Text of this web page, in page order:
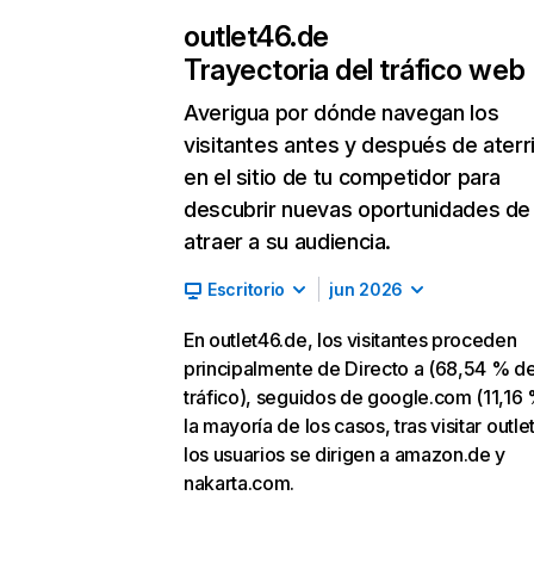
outlet46.de
Trayectoria del tráfico web
Averigua por dónde navegan los
visitantes antes y después de
en el sitio de tu competidor para
descubrir nuevas oportunidades de
atraer a su audiencia.
Escritorio jun 2026
En outlet46.de, los visitantes proceden
principalmente de Directo a (68,54 %
tráfico), seguidos de google.com (11,16
la mayoría de los casos, tras visitar
los usuarios se dirigen a amazon.de y
nakarta.com.